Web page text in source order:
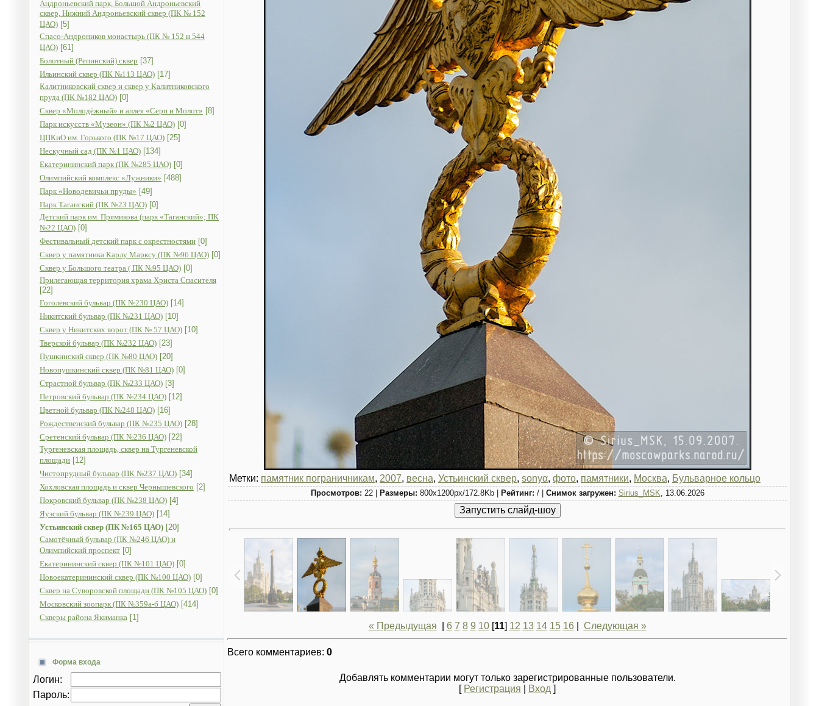
Андроньевский парк, Большой Андроньевский
сквер, Нижний Андроньевский сквер (ПК № 152
ЦАО) [5]
Спасо-Андроников монастырь (ПК № 152 и 544
ЦАО) [61]
Болотный (Репинский) сквер [37]
Ильинский сквер (ПК №113 ЦАО) [17]
Калитниковский сквер и сквер у Калитниковского
пруда (ПК №182 ЦАО) [0]
Сквер «Молодёжный» и аллея «Серп и Молот» [8]
Парк искусств «Музеон» (ПК №2 ЦАО) [0]
ЦПКиО им. Горького (ПК №17 ЦАО) [25]
Нескучный сад (ПК №1 ЦАО) [134]
Екатерининский парк (ПК №285 ЦАО) [0]
Олимпийский комплекс «Лужники» [488]
Парк «Новодевичьи пруды» [49]
Парк Таганский (ПК №23 ЦАО) [0]
Детский парк им. Прямикова (парк «Таганский»; ПК
№22 ЦАО) [0]
Фестивальный детский парк с окрестностями [0]
Сквер у памятника Карлу Марксу (ПК №96 ЦАО) [0]
Сквер у Большого театра ( ПК №95 ЦАО) [0]
Прилегающая территория храма Христа Спасителя
[22]
Гоголевский бульвар (ПК №230 ЦАО) [14]
Никитский бульвар (ПК №231 ЦАО) [10]
Сквер у Никитских ворот (ПК № 57 ЦАО) [10]
Тверской бульвар (ПК №232 ЦАО) [23]
Пушкинский сквер (ПК №80 ЦАО) [20]
Новопушкинский сквер (ПК №81 ЦАО) [0]
Страстной бульвар (ПК №233 ЦАО) [3]
Петровский бульвар (ПК №234 ЦАО) [12]
Цветной бульвар (ПК №248 ЦАО) [16]
Рождественский бульвар (ПК №235 ЦАО) [28]
Сретенский бульвар (ПК №236 ЦАО) [22]
Тургеневская площадь, сквер на Тургеневской
площади [12]
Чистопрудный бульвар (ПК №237 ЦАО) [34]
Хохловская площадь и сквер Чернышевского [2]
Покровский бульвар (ПК №238 ЦАО) [4]
Яузский бульвар (ПК №239 ЦАО) [14]
Устьинский сквер (ПК №165 ЦАО) [20]
Самотёчный бульвар (ПК №246 ЦАО) и
Олимпийский проспект [0]
Екатерининский сквер (ПК №101 ЦАО) [0]
Новоекатерининский сквер (ПК №100 ЦАО) [0]
Сквер на Суворовской площади (ПК №105 ЦАО) [0]
Московский зоопарк (ПК №359а-б ЦАО) [414]
Скверы района Якиманка [1]
Форма входа
Логин:
Пароль:
Метки: памятник пограничникам, 2007, весна, Устьинский сквер, sonyα, фото, памятники, Москва, Бульварное кольцо
Просмотров: 22 | Размеры: 800x1200px/172.8Kb | Рейтинг: / | Снимок загружен: Sirius_MSK, 13.06.2026
« Предыдущая 6 7 8 9 10[11] 12 13 14 15 16| Следующая »
Всего комментариев: 0
Добавлять комментарии могут только зарегистрированные пользователи.
[ Регистрация Вход ]